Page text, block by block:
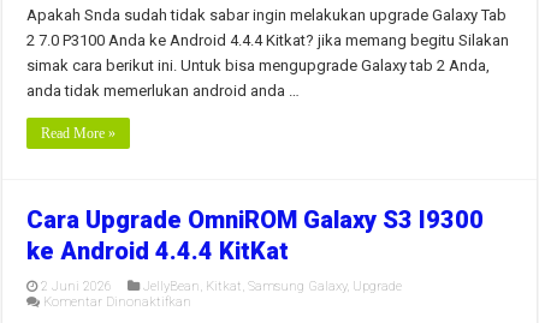
Galaxy
Tab
2
7.0
P3100
ke
Apakah Snda sudah tidak sabar ingin melakukan upgrade Galaxy Tab
2 7.0 P3100 Anda ke Android 4.4.4 Kitkat? jika memang begitu Silakan
simak cara berikut ini. Untuk bisa mengupgrade Galaxy tab 2 Anda,
anda tidak memerlukan android anda …
Read More »
Cara Upgrade OmniROM Galaxy S3 I9300
ke Android 4.4.4 KitKat
2 Juni 2026 JellyBean, Kitkat,Samsung Galaxy, Upgrade
Komentar Dinonaktifkan